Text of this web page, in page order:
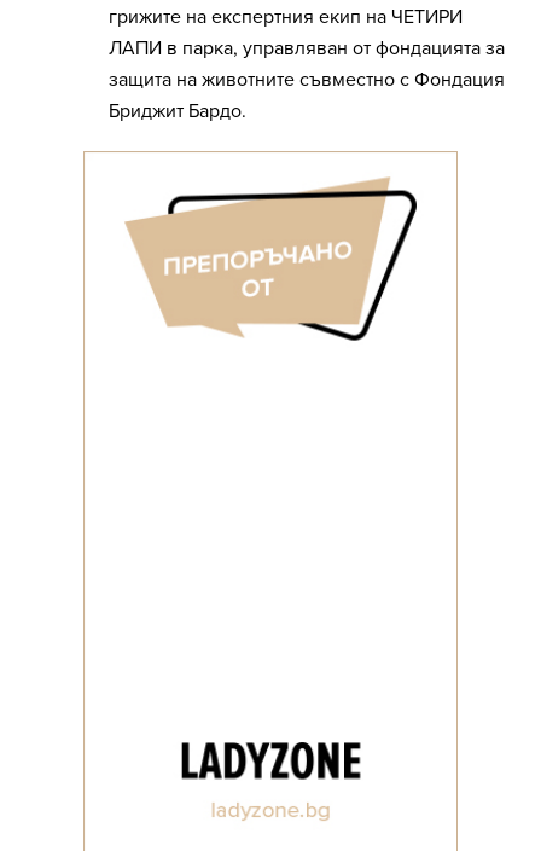
грижите на експертния екип на ЧЕТИРИ
ЛАПИ в парка, управляван от фондацията за
защита на животните съвместно с Фондация
Бриджит Бардо.